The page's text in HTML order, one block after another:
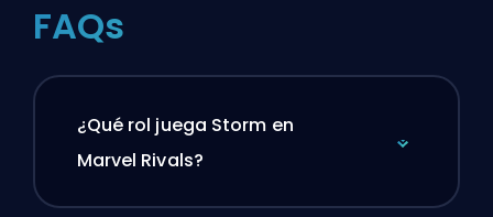
FAQs
¿Qué rol juega Storm en
Marvel Rivals?